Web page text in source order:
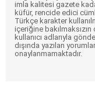
imla kalitesi gazete
küfür, rencide edici
Türkçe karakter
içeriğine
kullanıcı adlarıyla
dışında yazılan
onaylanmamaktadır.